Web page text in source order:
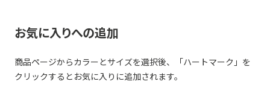
お気に入りへの追加
商品ページからカラーとサイズを選択後、「ハートマーク」を
クリックするとお気に入りに追加されます。